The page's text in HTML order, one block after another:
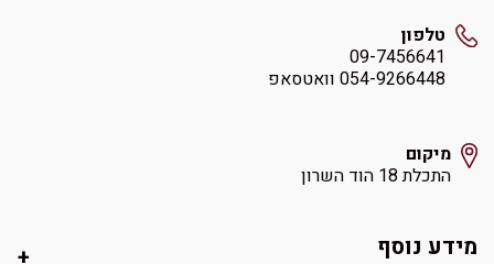
טלפון
09-7456641
054-9266448 וואטסאפ
מיקום
התכלת 18 הוד השרון
מידע נוסף